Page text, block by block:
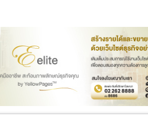
Exporter/Importer Service